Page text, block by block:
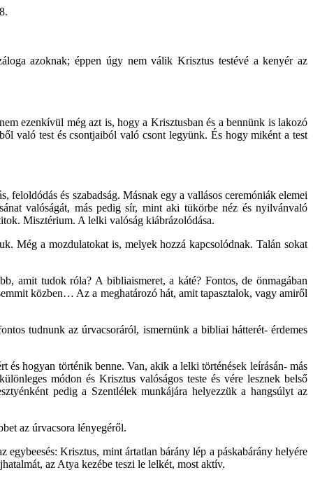
azoknak; éppen úgy nem válik Krisztus testévé a kenyér az
ezenkívül még azt is, hogy a Krisztusban és a bennünk is lakozó
való test és csontjaiból való csont legyünk. És hogy miként a test
feloldódás és szabadság. Másnak egy a vallásos ceremóniák elemei
valóságát, más pedig sír, mint aki tükörbe néz és nyilvánvaló
Misztérium. A lelki valóság kiábrázolódása.
Még a mozdulatokat is, melyek hozzá kapcsolódnak. Talán sokat
amit tudok róla? A bibliaismeret, a káté? Fontos, de önmagában
közben… Az a meghatározó hát, amit tapasztalok, vagy amiről
tudnunk az úrvacsoráról, ismernünk a bibliai hátterét- érdemes
és hogyan történik benne. Van, akik a lelki történések leírásán- más
módon és Krisztus valóságos teste és vére lesznek belső
pedig a Szentlélek munkájára helyezzük a hangsúlyt az
az úrvacsora lényegéről.
Krisztus, mint ártatlan bárány lép a páskabárány helyére
az Atya kezébe teszi le lelkét, most aktív.